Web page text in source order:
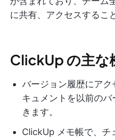
に共有、アクセスするこ
ClickUp の主な
バージョン履歴にア
キュメントを以前の
きます。
ClickUp メモ帳で、チ